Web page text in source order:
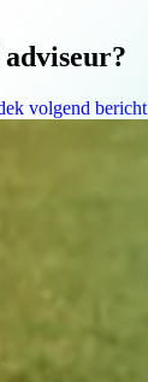
volgend bericht